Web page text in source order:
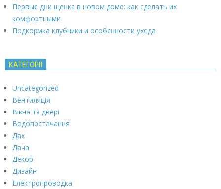
Первые дни щенка в новом доме: как сделать их
комфортными
Подкормка клубники и особенности ухода
КАТЕГОРІЇ
Uncategorized
Вентиляція
Вікна та двері
Водопостачання
Дах
Дача
Декор
Дизайн
Електропроводка